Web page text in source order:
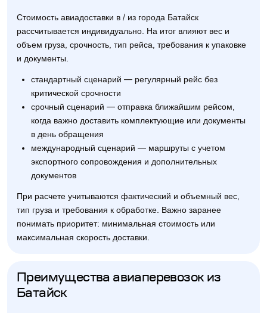
Стоимость авиадоставки в / из города Батайск
рассчитывается индивидуально. На итог влияют вес и
объем груза, срочность, тип рейса, требования к упаковке
и документы.
стандартный сценарий — регулярный рейс без
критической срочности
срочный сценарий — отправка ближайшим рейсом,
когда важно доставить комплектующие или документы
в день обращения
международный сценарий — маршруты с учетом
экспортного сопровождения и дополнительных
документов
При расчете учитываются фактический и объемный вес,
тип груза и требования к обработке. Важно заранее
понимать приоритет: минимальная стоимость или
максимальная скорость доставки.
Преимущества авиаперевозок из
Батайск